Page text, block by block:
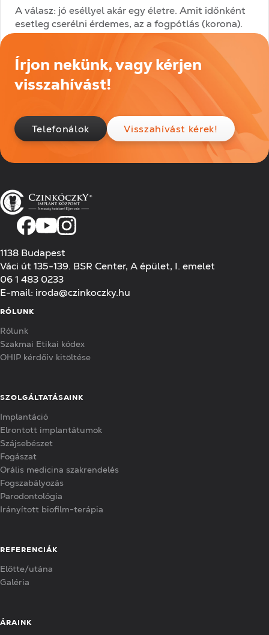
A válasz: jó eséllyel akár egy életre. Amit időnként
esetleg cserélni érdemes, az a fogpótlás (korona).
Bemutatott esetünk több mint 10 évvel ezelőtt a
Tovább olvasom
Írjon nekünk, vagy kérjen
visszahívást!
Telefonálok Visszahívást kérek!
1138 Budapest
Váci út 135-139. BSR Center, A épület, I. emelet
06 1 483 0233
E-mail: iroda@czinkoczky.hu
RÓLUNK
Rólunk
Szakmai Etikai kódex
OHIP kérdőív kitöltése
SZOLGÁLTATÁSAINK
Implantáció
Elrontott implantátumok
Szájsebészet
Fogászat
Orális medicina szakrendelés
Fogszabályozás
Parodontológia
Irányított biofilm-terápia
REFERENCIÁK
Előtte/utána
Galéria
ÁRAINK